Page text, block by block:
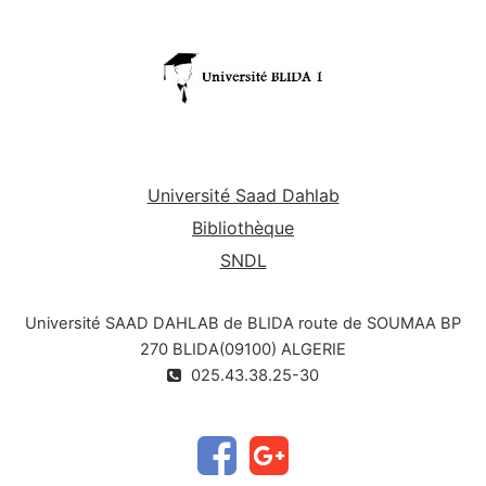
Université de Blida 1.
Université Saad Dahlab
Bibliothèque
SNDL
Université SAAD DAHLAB de BLIDA route de SOUMAA BP
270 BLIDA(09100) ALGERIE
025.43.38.25-30